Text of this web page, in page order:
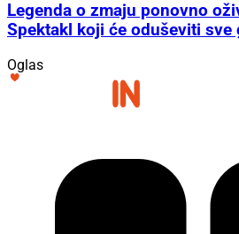
Legenda o zmaju ponovno
Spektakl koji će oduševiti sve
Oglas